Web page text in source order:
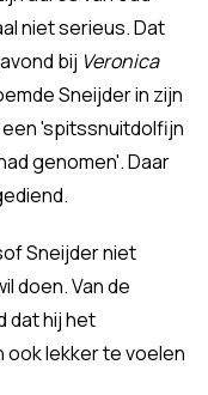
niet serieus. Dat
bij Veronica
Sneijder in zijn
'spitssnuitdolfijn
genomen'. Daar
Sneijder niet
doen. Van de
dat hij het
ook lekker te voelen